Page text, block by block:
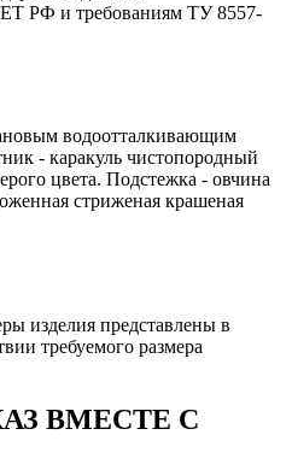
и требованиям ТУ 8557-
водоотталкивающим
- каракуль чистопородный
цвета. Подстежка - овчина
стриженая крашеная
изделия представлены в
требуемого размера
ВМЕСТЕ С